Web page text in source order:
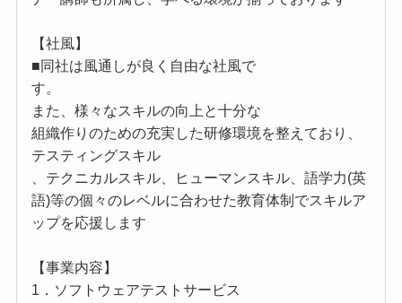
【社風】
■同社は風通しが良く自由な社風で
す。
また、様々なスキルの向上と十分な
組織作りのための充実した研修環境を整えており、
テスティングスキル
、テクニカルスキル、ヒューマンスキル、語学力(英
語)等の個々のレベルに合わせた教育体制でスキルア
ップを応援します
【事業内容】
1．ソフトウェアテストサービス